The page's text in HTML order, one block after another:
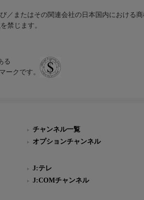
／またはその関連会社の日本国内における商
禁じます。
る
ークです。
チャンネル一覧
オプションチャンネル
J:テレ
J:COMチャンネル